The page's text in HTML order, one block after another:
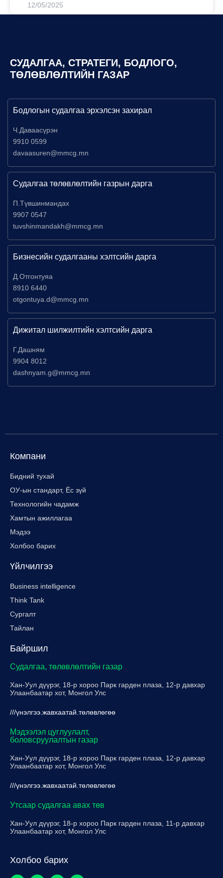
12/05/2025
СУДАЛГАА, СТРАТЕГИ, БОДЛОГО,
ТӨЛӨВЛӨЛТИЙН ГАЗАР
Бодлогын судалгаа эрхэлсэн захирал
Ч.Даваасүрэн
9910 0599
davaasuren@mmcg.mn
Судалгаа төлөвлөлтийн газрын дарга
П.Түвшинмандах
9907 0547
tuvshinmandakh@mmcg.mn
Бизнесийн судалгааны хэлтсийн дарга
Д.Отгонтуяа
8910 6440
otgontuya.d@mmcg.mn
Дижитал шилжилтийн хэлтсийн дарга
Г.Дашням
9904 8012
dashnyam.g@mmcg.mn
Компани
Бидний тухай
ОУ-ын стандарт, Ёс зүй
Технологийн чадамж
Хамтын ажиллагаа
Мэдээ
Холбоо барих
Үйлчилгээ
Business intelligence
Think Tank
Сургалт
Тайлан
Байршил
Судалгаа, төлөвлөлтийн газар
Хан-Уул дүүрэг, 18-р хороо Парк гарден плаза, 12-р давхар
Улаанбаатар хот, Монгол Улс
///үнэлгээ.жавхаатай.төлөвлөгөө
Мэдээлэл цуглуулалт,
боловсруулалтын газар
Хан-Уул дүүрэг, 18-р хороо Парк гарден плаза, 12-р давхар
Улаанбаатар хот, Монгол Улс
///үнэлгээ.жавхаатай.төлөвлөгөө
Утсаар судалгаа авах төв
Хан-Уул дүүрэг, 18-р хороо Парк гарден плаза, 11-р давхар
Улаанбаатар хот, Монгол Улс
Холбоо барих